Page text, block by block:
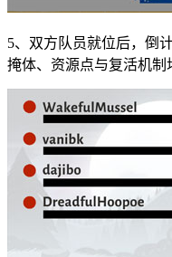
5、双方队员就位后，倒
掩体、资源点与复活机制